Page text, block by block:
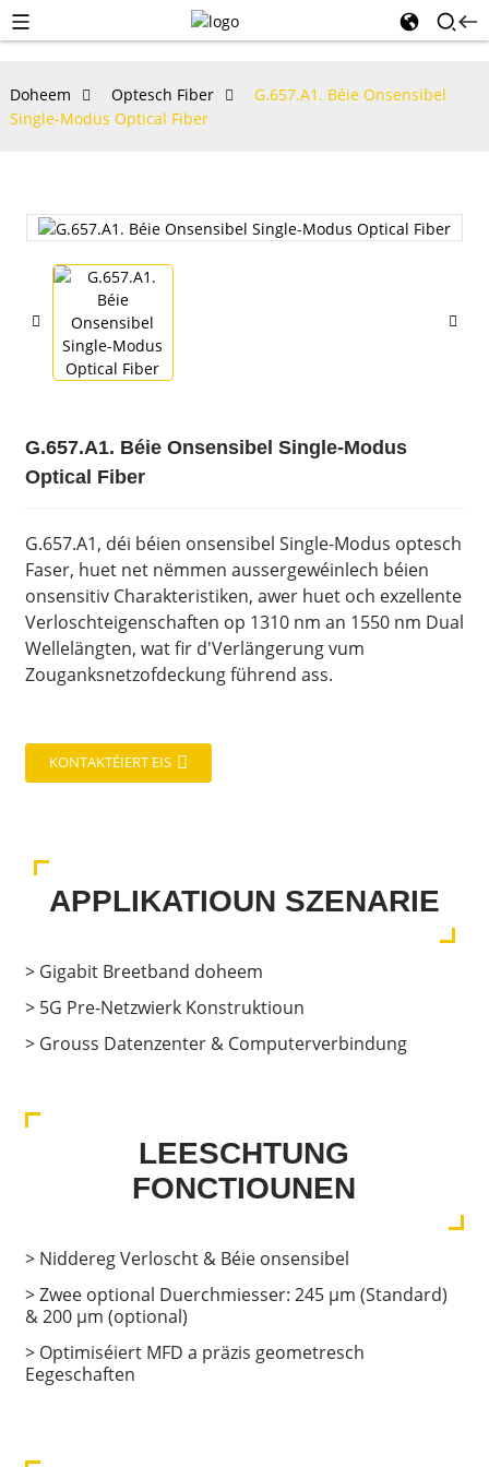
Doheem Optesch Fiber
G.657.A1. Béie Onsensibel
Single-Modus Optical Fiber
G.657.A1. Béie Onsensibel Single-Modus
Optical Fiber
G.657.A1, déi béien onsensibel Single-Modus optesch
Faser, huet net nëmmen aussergewéinlech béien
onsensitiv Charakteristiken, awer huet och exzellente
Verloschteigenschaften op 1310 nm an 1550 nm Dual
Wellelängten, wat fir d'Verlängerung vum
Zouganksnetzofdeckung führend ass.
KONTAKTÉIERT EIS
APPLIKATIOUN SZENARIE
> Gigabit Breetband doheem
> 5G Pre-Netzwierk Konstruktioun
> Grouss Datenzenter & Computerverbindung
LEESCHTUNG
FONCTIOUNEN
> Niddereg Verloscht & Béie onsensibel
> Zwee optional Duerchmiesser: 245 μm (Standard)
& 200 μm (optional)
> Optimiséiert MFD a präzis geometresch
Eegeschaften